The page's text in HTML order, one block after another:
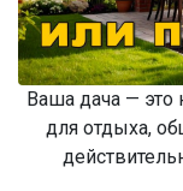
Ваша дача — это
для отдыха,